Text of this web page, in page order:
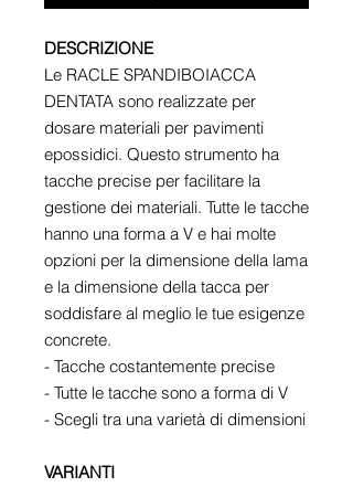
DESCRIZIONE
Le RACLE SPANDIBOIACCA
DENTATA sono realizzate per
dosare materiali per pavimenti
epossidici. Questo strumento ha
tacche precise per facilitare la
gestione dei materiali. Tutte le tacche
hanno una forma a V e hai molte
opzioni per la dimensione della lama
e la dimensione della tacca per
soddisfare al meglio le tue esigenze
concrete.
- Tacche costantemente precise
- Tutte le tacche sono a forma di V
- Scegli tra una varietà di dimensioni
VARIANTI